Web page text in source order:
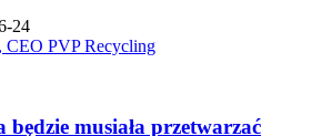
24
musiała przetwarzać